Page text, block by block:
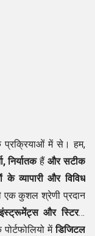
प्रक्रियाओं में से। हम,
निर्यातकहैं और सटीक
व्यापारीऔर विविध
एक कुशल श्रेणी प्रदान
और स्टिरर्स
मेंडिजिटल